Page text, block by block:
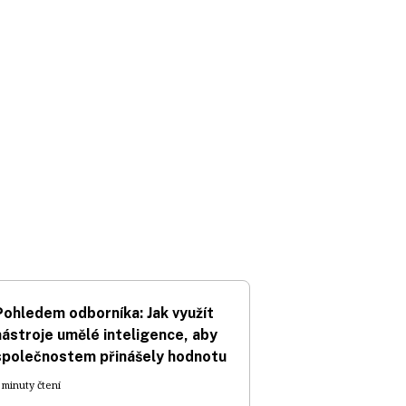
odborníka: Jak využít
umělé inteligence, aby
přinášely hodnotu
minuty čtení